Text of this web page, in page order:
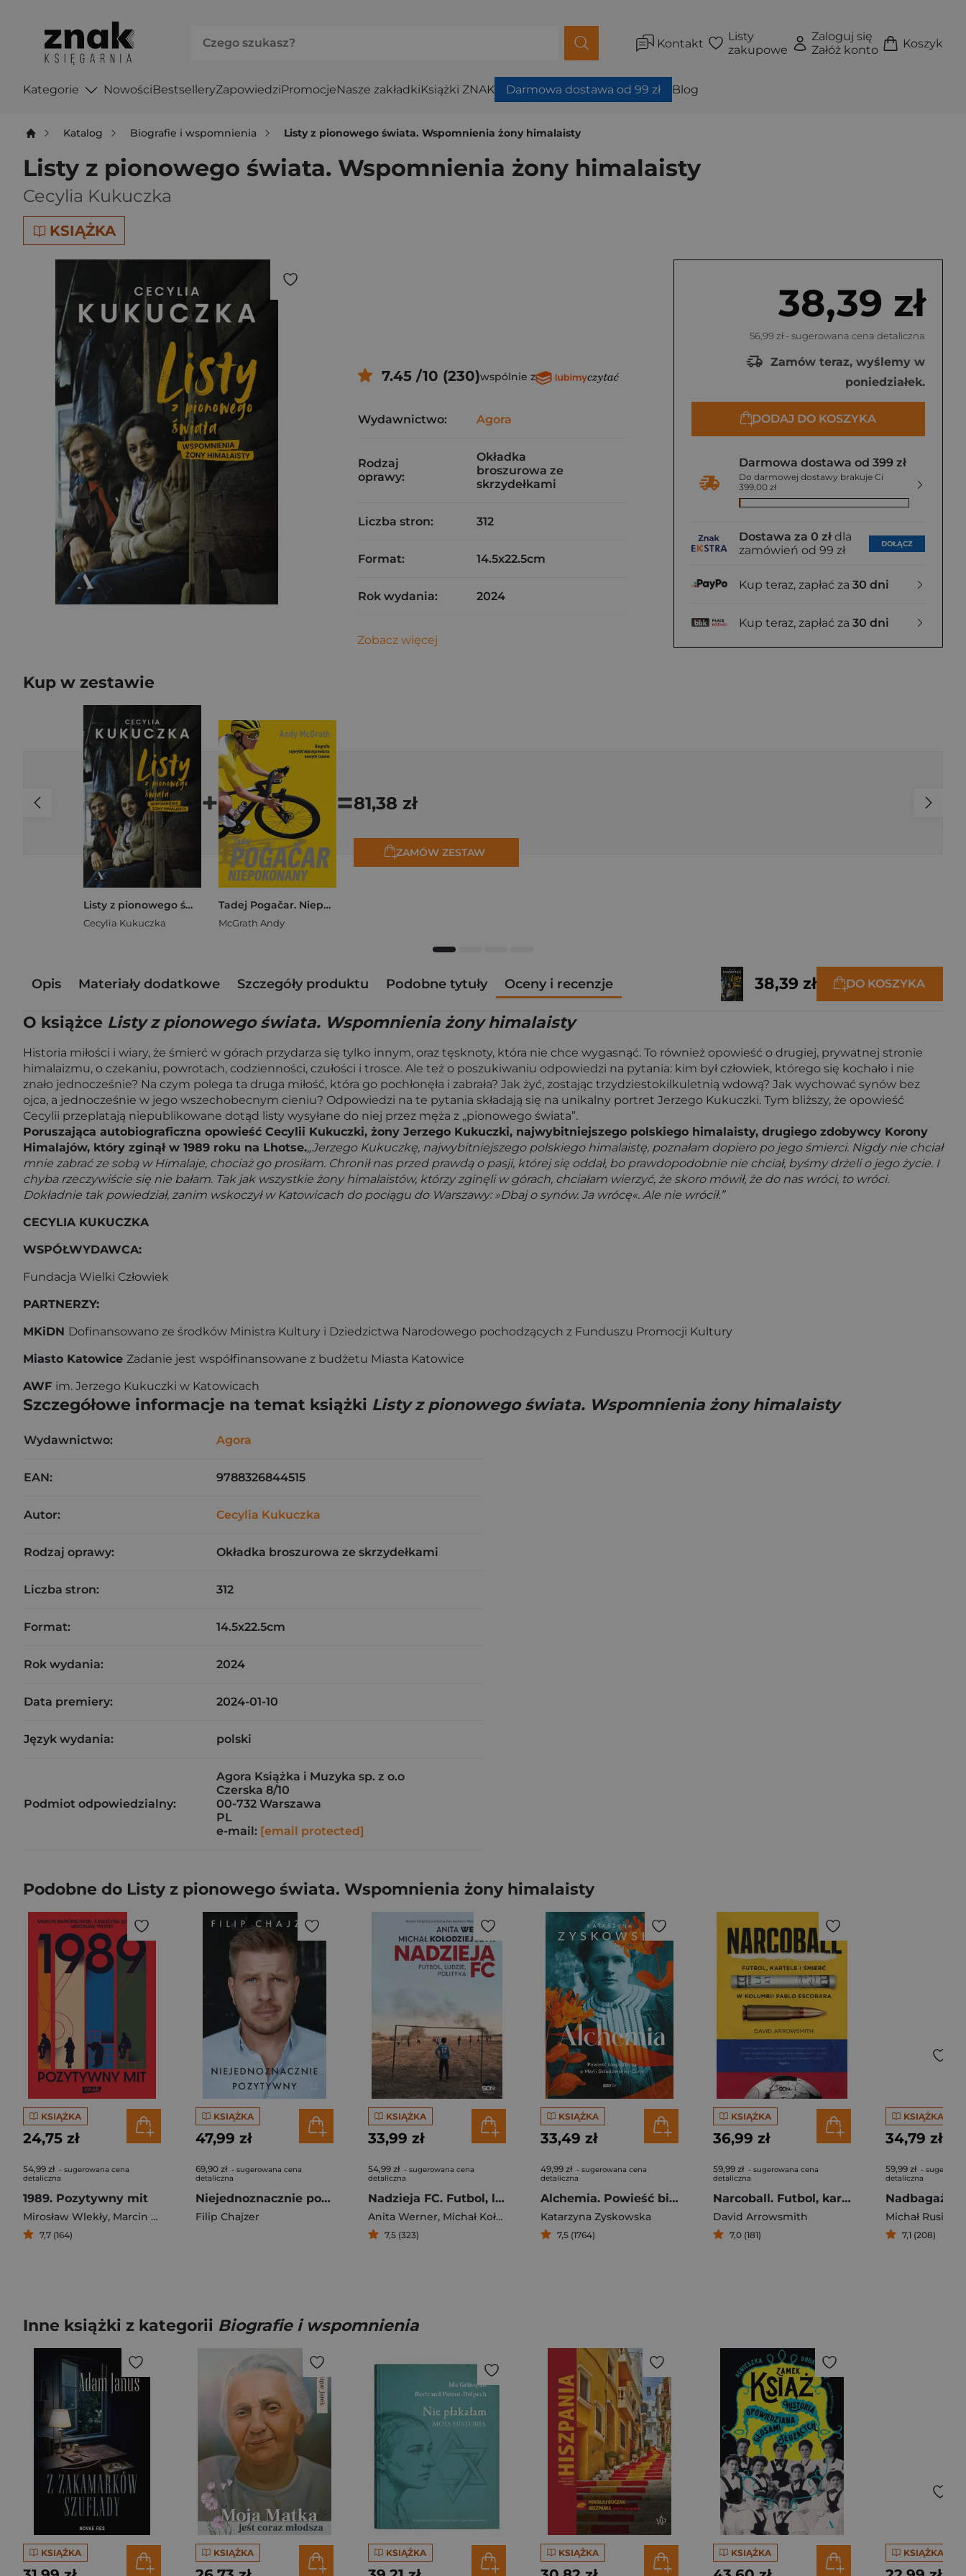
Kontakt
Listy
zakupowe
Zaloguj się
Załóż konto
Koszyk
Kategorie NowościBestselleryZapowiedziPromocjeNasze zakładkiKsiążki ZNAK Darmowa dostawa od 99 zł Blog
Katalog Biografie i wspomnienia Listy z pionowego świata. Wspomnienia żony himalaisty
Listy z pionowego świata. Wspomnienia żony himalaisty
Cecylia Kukuczka
KSIĄŻKA
38,39 zł
56,99 zł - sugerowana cena detaliczna
Zamów teraz, wyślemy w
poniedziałek.
DODAJ DO KOSZYKA
Darmowa dostawa od 399 zł
Do darmowej dostawy brakuje Ci
399,00 zł
Dostawa za 0 zł dla
zamówień od 99 zł
DOŁĄCZ
Kup teraz, zapłać za 30 dni
Kup teraz, zapłać za 30 dni
7.45 /10 (230)wspólnie z
Wydawnictwo: Agora
Rodzaj
oprawy:
Okładka
broszurowa ze
skrzydełkami
Liczba stron: 312
Format: 14.5x22.5cm
Rok wydania: 2024
Zobacz więcej
Kup w zestawie
Listy z pionowego świata. Wspomnienia żony himalaisty
Cecylia Kukuczka
+
Tadej Pogačar. Niepokonany
McGrath Andy
=81,38 zł
ZAMÓW ZESTAW
Opis Materiały dodatkowe Szczegóły produktu Podobne tytuły Oceny i recenzje 38,39 zł DO KOSZYKA
O książce Listy z pionowego świata. Wspomnienia żony himalaisty
Historia miłości i wiary, że śmierć w górach przydarza się tylko innym, oraz tęsknoty, która nie chce wygasnąć. To również opowieść o drugiej, prywatnej stronie
himalaizmu, o czekaniu, powrotach, codzienności, czułości i trosce. Ale też o poszukiwaniu odpowiedzi na pytania: kim był człowiek, którego się kochało i nie
znało jednocześnie? Na czym polega ta druga miłość, która go pochłonęła i zabrała? Jak żyć, zostając trzydziestokilkuletnią wdową? Jak wychować synów bez
ojca, a jednocześnie w jego wszechobecnym cieniu? Odpowiedzi na te pytania składają się na unikalny portret Jerzego Kukuczki. Tym bliższy, że opowieść
Cecylii przeplatają niepublikowane dotąd listy wysyłane do niej przez męża z „pionowego świata”.
Poruszająca autobiograficzna opowieść Cecylii Kukuczki, żony Jerzego Kukuczki, najwybitniejszego polskiego himalaisty, drugiego zdobywcy Korony
Himalajów, który zginął w 1989 roku na Lhotse.„Jerzego Kukuczkę, najwybitniejszego polskiego himalaistę, poznałam dopiero po jego śmierci. Nigdy nie chciał
mnie zabrać ze sobą w Himalaje, chociaż go prosiłam. Chronił nas przed prawdą o pasji, której się oddał, bo prawdopodobnie nie chciał, byśmy drżeli o jego życie. I
chyba rzeczywiście się nie bałam. Tak jak wszystkie żony himalaistów, którzy zginęli w górach, chciałam wierzyć, że skoro mówił, że do nas wróci, to wróci.
Dokładnie tak powiedział, zanim wskoczył w Katowicach do pociągu do Warszawy: »Dbaj o synów. Ja wrócę«. Ale nie wrócił.”
CECYLIA KUKUCZKA
WSPÓŁWYDAWCA:
Fundacja Wielki Człowiek
PARTNERZY:
MKiDN Dofinansowano ze środków Ministra Kultury i Dziedzictwa Narodowego pochodzących z Funduszu Promocji Kultury
Miasto Katowice Zadanie jest współfinansowane z budżetu Miasta Katowice
AWF im. Jerzego Kukuczki w Katowicach
Szczegółowe informacje na temat książki Listy z pionowego świata. Wspomnienia żony himalaisty
Wydawnictwo: Agora
EAN: 9788326844515
Autor: Cecylia Kukuczka
Rodzaj oprawy: Okładka broszurowa ze skrzydełkami
Liczba stron: 312
Format: 14.5x22.5cm
Rok wydania: 2024
Data premiery: 2024-01-10
Język wydania: polski
Podmiot odpowiedzialny:
Agora Książka i Muzyka sp. z o.o
Czerska 8/10
00-732 Warszawa
PL
e-mail: [email protected]
Podobne do Listy z pionowego świata. Wspomnienia żony himalaisty
KSIĄŻKA
24,75 zł
54,99 zł - sugerowana cena
detaliczna
1989. Pozytywny mit
Mirosław Wlekły, Marcin Napiórkowski ,Katarzyna Szyngiera
7,7 (164)
KSIĄŻKA
47,99 zł
69,90 zł - sugerowana cena
detaliczna
Niejednoznacznie pozytywny
Filip Chajzer
KSIĄŻKA
33,99 zł
54,99 zł - sugerowana cena
detaliczna
Nadzieja FC. Futbol, ludzie, polityka
Anita Werner, Michał Kołodziejczyk
7,5 (323)
KSIĄŻKA
33,49 zł
49,99 zł - sugerowana cena
detaliczna
Alchemia. Powieść biograficzna o Marii Skłodowskiej-Curie
Katarzyna Zyskowska
7,5 (1764)
KSIĄŻKA
36,99 zł
59,99 zł - sugerowana cena
detaliczna
Narcoball. Futbol, kartele i śmierć w Kolumbii Pablo Escobara
David Arrowsmith
7,0 (181)
KSIĄŻKA
34,79 zł
59,99 zł -
detaliczna
Nadbagaż
Michał Rusinek
7,1 (208)
Inne książki z kategorii Biografie i wspomnienia
KSIĄŻKA KSIĄŻKA KSIĄŻKA KSIĄŻKA KSIĄŻKA KSIĄŻKA